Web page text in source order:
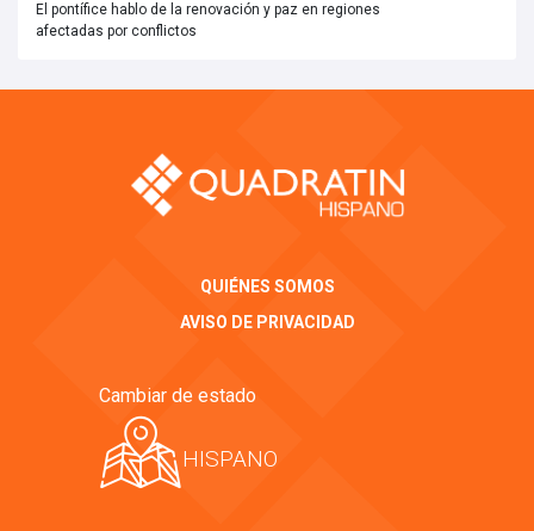
El pontífice hablo de la renovación y paz en regiones
afectadas por conflictos
QUIÉNES SOMOS
AVISO DE PRIVACIDAD
Cambiar de estado
HISPANO